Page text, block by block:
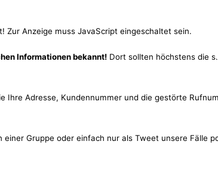
Zur Anzeige muss JavaScript eingeschaltet sein.
Informationen bekannt! Dort sollten höchstens die
Adresse, Kundennummer und die gestörte
einer Gruppe oder einfach nur als Tweet unsere Fälle